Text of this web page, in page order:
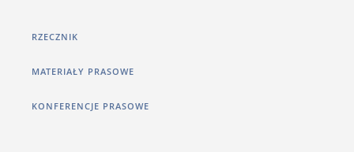
RZECZNIK
MATERIAŁY PRASOWE
KONFERENCJE PRASOWE